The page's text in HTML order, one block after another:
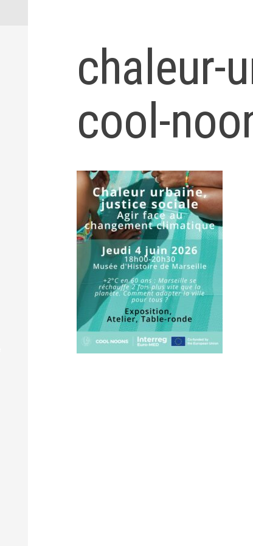
chaleur-
cool-